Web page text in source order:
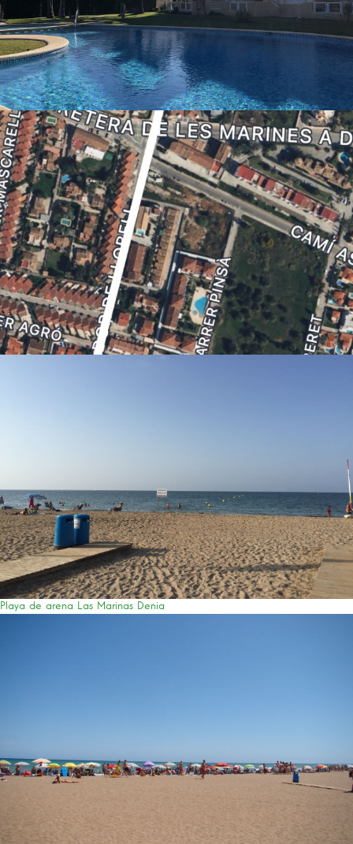
Playa de arena Las Marinas Denia